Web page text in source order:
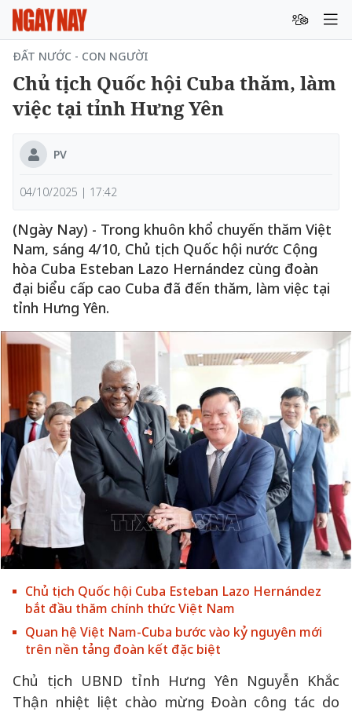
ĐẤT NƯỚC - CON NGƯỜI
Chủ tịch Quốc hội Cuba thăm, làm
việc tại tỉnh Hưng Yên
PV
04/10/2025 | 17:42
(Ngày Nay) - Trong khuôn khổ chuyến thăm Việt
Nam, sáng 4/10, Chủ tịch Quốc hội nước Cộng
hòa Cuba Esteban Lazo Hernández cùng đoàn
đại biểu cấp cao Cuba đã đến thăm, làm việc tại
tỉnh Hưng Yên.
Chủ tịch Quốc hội Cuba Esteban Lazo Hernández
bắt đầu thăm chính thức Việt Nam
Quan hệ Việt Nam-Cuba bước vào kỷ nguyên mới
trên nền tảng đoàn kết đặc biệt
Chủ tịch UBND tỉnh Hưng Yên Nguyễn Khắc
Thận nhiệt liệt chào mừng Đoàn công tác do